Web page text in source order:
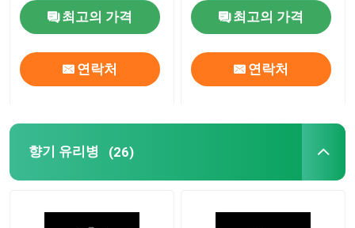
인용 을 요청 하십시오
비어 있는 유리병
유리제 크림 단지
최고의 가격
연락처
최고의 가격
연락처
향기 유리병 (26)